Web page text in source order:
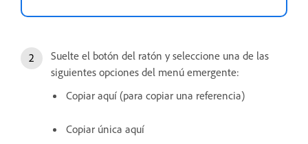
Suelte el botón del ratón y seleccione una de las
siguientes opciones del menú emergente:
Copiar aquí (para copiar una referencia)
Copiar única aquí